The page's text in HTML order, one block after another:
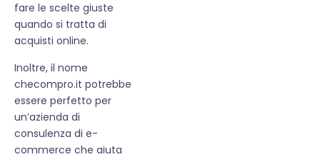
fare le scelte giuste
quando si tratta di
acquisti online.
Inoltre, il nome
checompro.it potrebbe
essere perfetto per
un’azienda di
consulenza di e-
commerce che aiuta